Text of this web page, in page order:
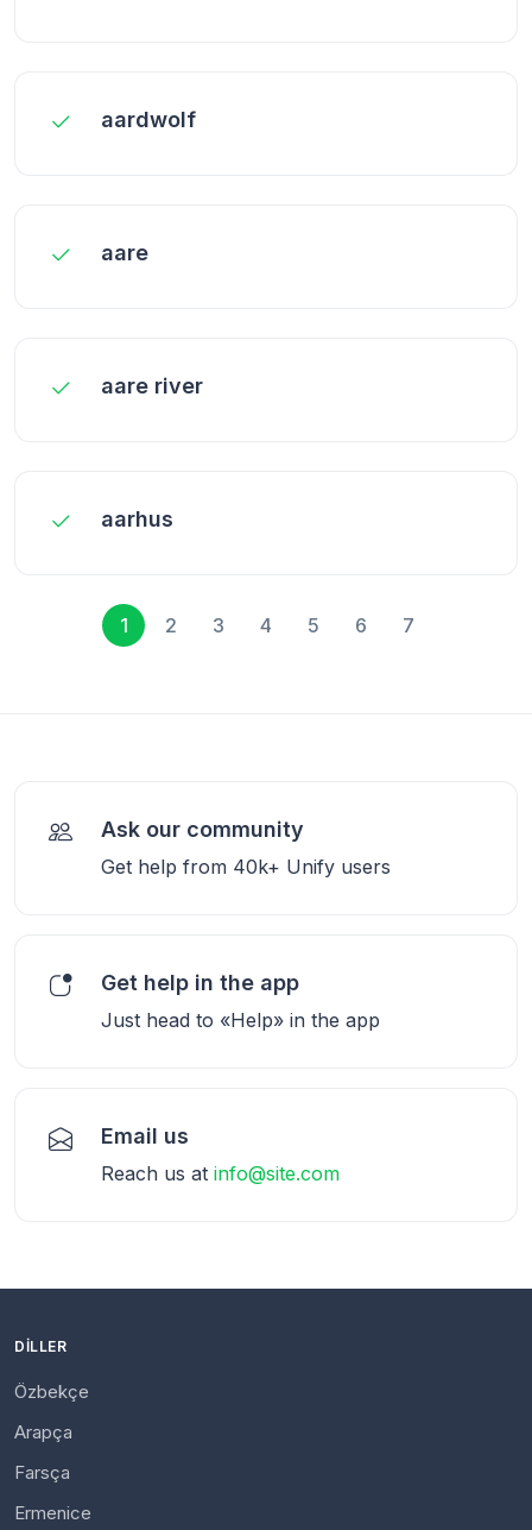
aardwolf
aare
aare river
aarhus
1 2 3 4 5 6 7
Ask our community
Get help from 40k+ Unify users
Get help in the app
Just head to «Help» in the app
Email us
Reach us at info@site.com
DILLER
Özbekçe
Arapça
Farsça
Ermenice